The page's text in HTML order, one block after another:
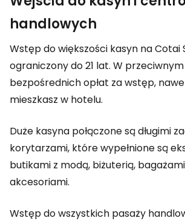
handlowych
Wstęp do większości kasyn na Cotai
ograniczony do 21 lat. W
bezpośrednich opłat za wstęp,
mieszkasz w hotelu.
Duże kasyna połączone są długimi
korytarzami, które wypełnione są
butikami z modą, biżuterią,
akcesoriami.
Wstęp do wszystkich pasaży